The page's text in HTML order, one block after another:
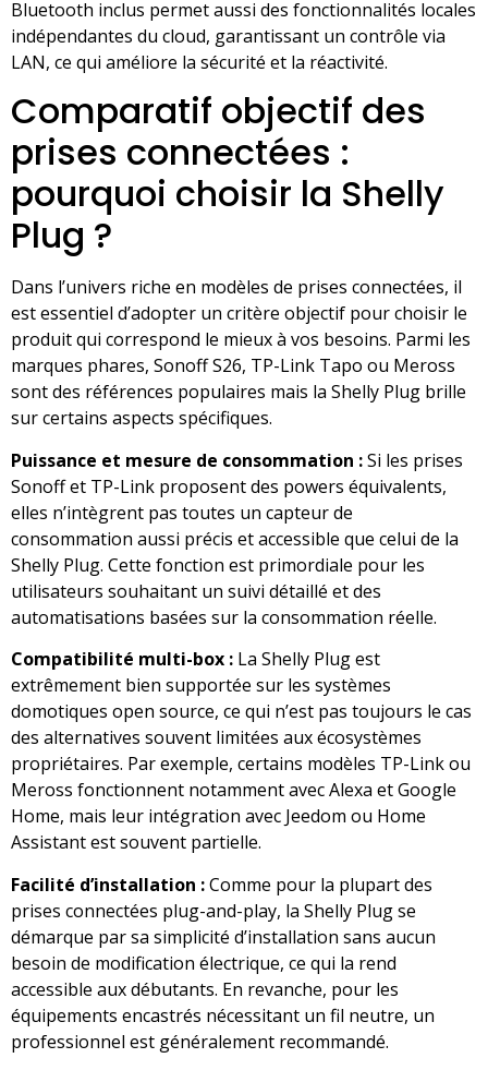
Bluetooth inclus permet aussi des fonctionnalités locales
indépendantes du cloud, garantissant un contrôle via
LAN, ce qui améliore la sécurité et la réactivité.
Comparatif objectif des
prises connectées :
pourquoi choisir la Shelly
Plug ?
Dans l’univers riche en modèles de prises connectées, il
est essentiel d’adopter un critère objectif pour choisir le
produit qui correspond le mieux à vos besoins. Parmi les
marques phares, Sonoff S26, TP-Link Tapo ou Meross
sont des références populaires mais la Shelly Plug brille
sur certains aspects spécifiques.
Puissance et mesure de consommation :Si les prises
Sonoff et TP-Link proposent des powers équivalents,
elles n’intègrent pas toutes un capteur de
consommation aussi précis et accessible que celui de la
Shelly Plug. Cette fonction est primordiale pour les
utilisateurs souhaitant un suivi détaillé et des
automatisations basées sur la consommation réelle.
Compatibilité multi-box : La Shelly Plug est
extrêmement bien supportée sur les systèmes
domotiques open source, ce qui n’est pas toujours le cas
des alternatives souvent limitées aux écosystèmes
propriétaires. Par exemple, certains modèles TP-Link ou
Meross fonctionnent notamment avec Alexa et Google
Home, mais leur intégration avec Jeedom ou Home
Assistant est souvent partielle.
Facilité d’installation :Comme pour la plupart des
prises connectées plug-and-play, la Shelly Plug se
démarque par sa simplicité d’installation sans aucun
besoin de modification électrique, ce qui la rend
accessible aux débutants. En revanche, pour les
équipements encastrés nécessitant un fil neutre, un
professionnel est généralement recommandé.